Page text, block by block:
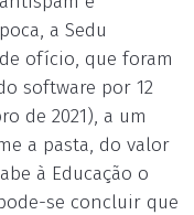
a Sedu
ofício, que foram
software por 12
de 2021), a um
a pasta, do valor
à Educação o
se concluir que